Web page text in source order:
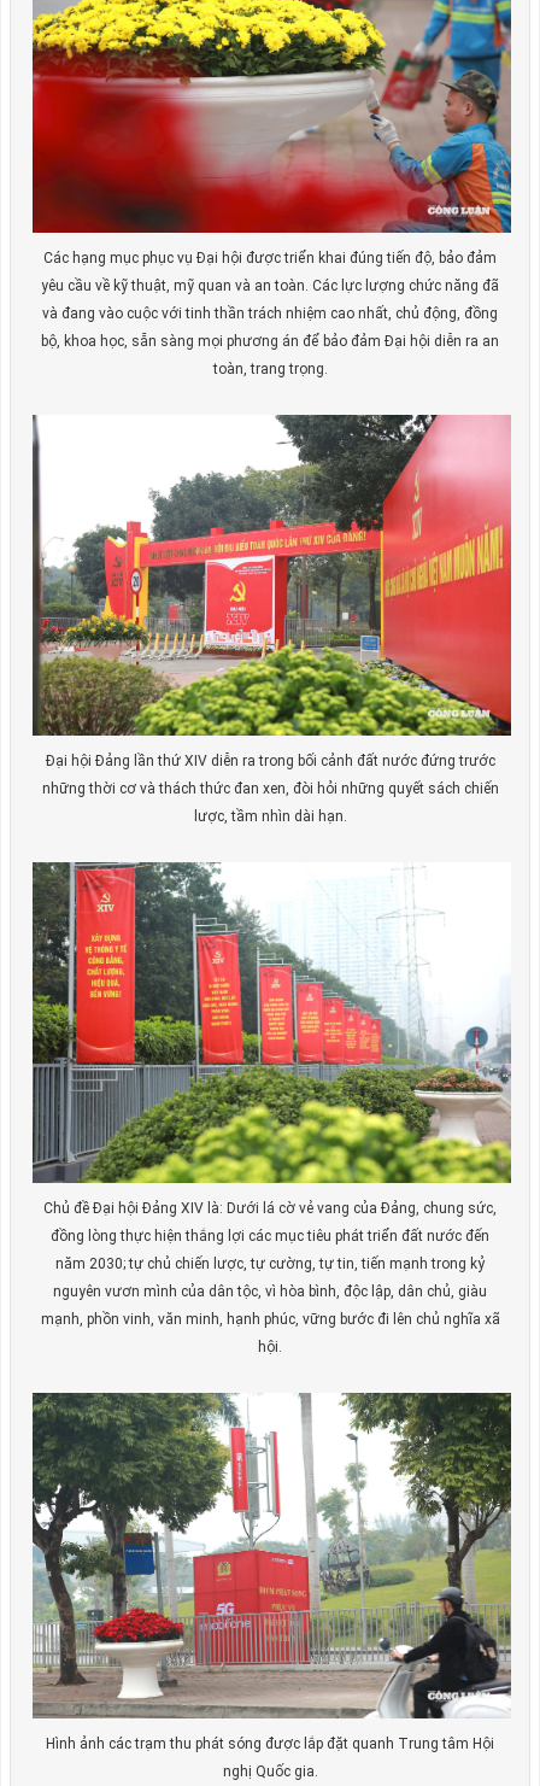
Các hạng mục phục vụ Đại hội được triển khai đúng tiến độ, bảo đảm
yêu cầu về kỹ thuật, mỹ quan và an toàn. Các lực lượng chức năng đã
và đang vào cuộc với tinh thần trách nhiệm cao nhất, chủ động, đồng
bộ, khoa học, sẵn sàng mọi phương án để bảo đảm Đại hội diễn ra an
toàn, trang trọng.
Đại hội Đảng lần thứ XIV diễn ra trong bối cảnh đất nước đứng trước
những thời cơ và thách thức đan xen, đòi hỏi những quyết sách chiến
lược, tầm nhìn dài hạn.
Chủ đề Đại hội Đảng XIV là: Dưới lá cờ vẻ vang của Đảng, chung sức,
đồng lòng thực hiện thắng lợi các mục tiêu phát triển đất nước đến
năm 2030; tự chủ chiến lược, tự cường, tự tin, tiến mạnh trong kỷ
nguyên vươn mình của dân tộc, vì hòa bình, độc lập, dân chủ, giàu
mạnh, phồn vinh, văn minh, hạnh phúc, vững bước đi lên chủ nghĩa xã
hội.
Hình ảnh các trạm thu phát sóng được lắp đặt quanh Trung tâm Hội
nghị Quốc gia.